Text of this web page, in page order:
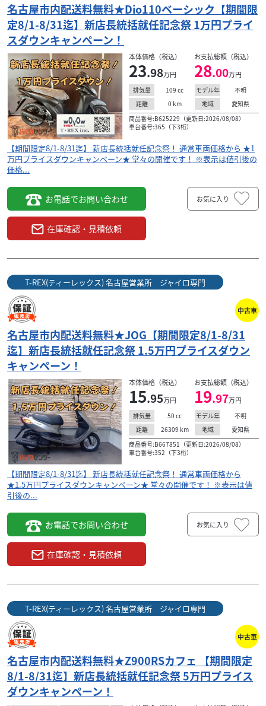
ホンダ T-REX(ティーレックス) 名古屋営業所 ジャイロ専門
名古屋市内配送料無料★リード125【期間限定8/1-
本体価格:25.30万円（税込）
【期間限定8/1-8/31迄】 新店長統括就任記念祭！ 通常車両
価格から ★2万円プライスダウンキャンペーン★ 堂々の開
催です！ ※表示は値引後の価格...
カワサキ T-REX(ティーレックス) 名古屋営業所 ジャイロ専門
名古屋市内配送料無料★Z900RSカフェ 【期間限定
8/1...
130
【期間限定8/1-8/31迄】 新店長統括就任記念祭！ 通常車両
価格から ★5万円プライスダウンキャンペーン★ 堂々の開
催です！ ※表示は値引後の価格...
名古屋市内配送料無料★Dio110ベーシック【期間限
定8/1-8/31迄】新店長統括就任記念祭 1万円プライ
スダウンキャンペーン！
本体価格（税込）
23.98万円
お支払総額（税込）
28.00万円
排気量 109 cc モデル年
不明
距離
0 km 地域
愛知県
商品番号:B625229（更新日:2026/08/08）
車台番号:365（下3桁）
【期間限定8/1-8/31迄】 新店長統括就任記念祭！ 通常車両価格から ★1
万円プライスダウンキャンペーン★ 堂々の開催です！ ※表示は値引後の
価格...
お電話でお問い合わせ
在庫確認・見積依頼
お気に入り
T-REX(ティーレックス) 名古屋営業所 ジャイロ専門
中古車
名古屋市内配送料無料★JOG【期間限定8/1-8/31
迄】新店長統括就任記念祭 1.5万円プライスダウン
キャンペーン！
本体価格（税込）
15.95万円
お支払総額（税込）
19.97万円
排気量 50 cc モデル年
不明
距離
26309 km 地域
愛知県
商品番号:B667851（更新日:2026/08/08）
車台番号:352（下3桁）
【期間限定8/1-8/31迄】 新店長統括就任記念祭！ 通常車両価格から
★1.5万円プライスダウンキャンペーン★ 堂々の開催です！ ※表示は値
引後の...
お電話でお問い合わせ
在庫確認・見積依頼
お気に入り
T-REX(ティーレックス) 名古屋営業所 ジャイロ専門
中古車
名古屋市内配送料無料★Z900RSカフェ 【期間限定
8/1-8/31迄】新店長統括就任記念祭 5万円プライス
ダウンキャンペーン！